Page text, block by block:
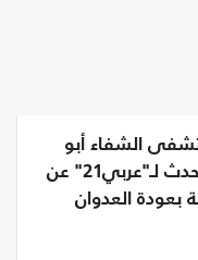
الشفاء أبو
سلمية يتحدث لـ"عربي21" عن
بعودة العدوان